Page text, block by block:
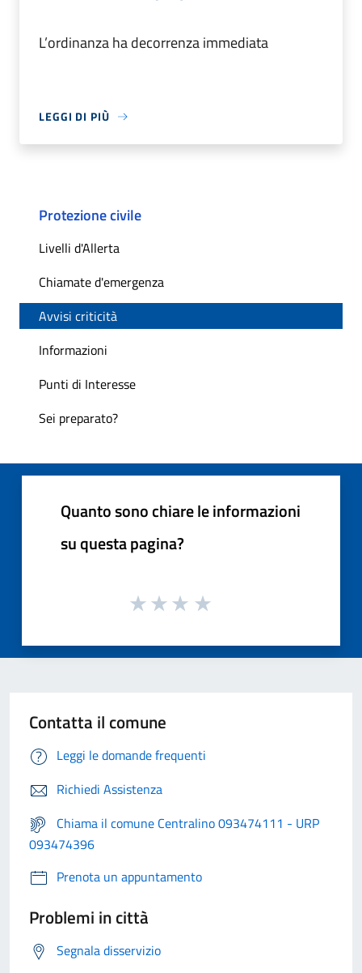
L’ordinanza ha decorrenza immediata
LEGGI DI PIÙ
Protezione civile
Livelli d'Allerta
Chiamate d'emergenza
Avvisi criticità
Informazioni
Punti di Interesse
Sei preparato?
Quanto sono chiare le informazioni
su questa pagina?
Contatta il comune
Leggi le domande frequenti
Richiedi Assistenza
Chiama il comune Centralino 093474111 - URP
093474396
Prenota un appuntamento
Problemi in città
Segnala disservizio